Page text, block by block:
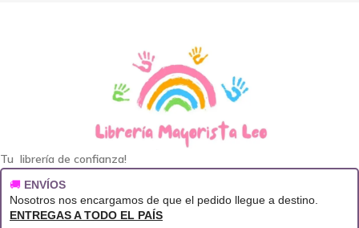
Tu librería de confianza!
🚚 ENVÍOS
Nosotros nos encargamos de que el pedido llegue a destino.
ENTREGAS A TODO EL PAÍS